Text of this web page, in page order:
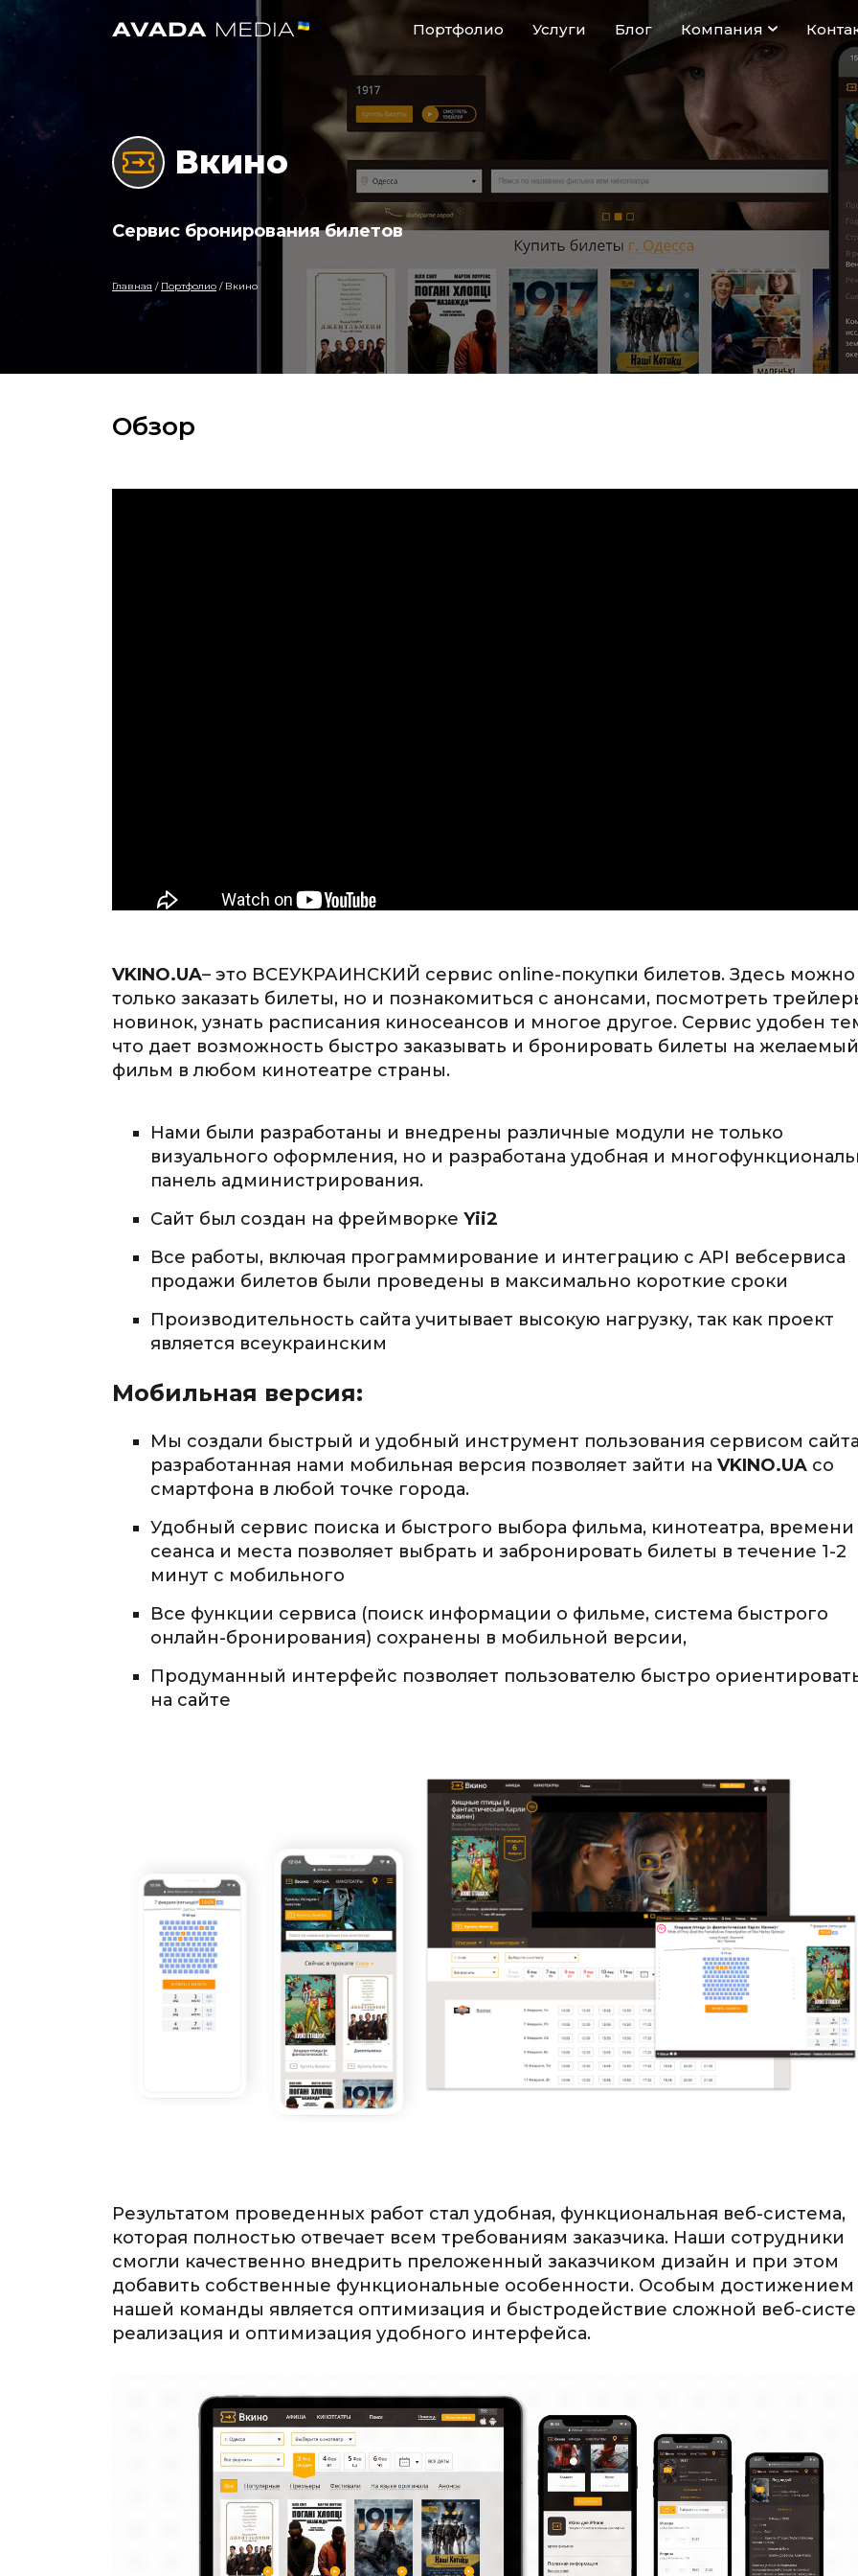
Портфолио Услуги Блог Компания
Вкино
Сервис бронирования билетов
Главная / Портфолио / Вкино
Обзор
VKINO.UA– это ВСЕУКРАИНСКИЙ сервис online-покупки билетов. Здесь можно
только заказать билеты, но и познакомиться с анонсами, посмотреть
новинок, узнать расписания киносеансов и многое другое. Сервис удобен
что дает возможность быстро заказывать и бронировать билеты на желаемый
фильм в любом кинотеатре страны.
Нами были разработаны и внедрены различные модули не только
визуального оформления, но и разработана удобная и
панель админиcтрирования.
Сайт был создан на фреймворке Yii2
Все работы, включая программирование и интеграцию с API вебсервиса
продажи билетов были проведены в максимально короткие сроки
Производительность сайта учитывает высокую нагрузку, так как проект
является всеукраинским
Мобильная версия:
Мы создали быстрый и удобный инструмент пользования сервисом
разработанная нами мобильная версия позволяет зайти на VKINO.UA со
смартфона в любой точке города.
Удобный сервис поиска и быстрого выбора фильма, кинотеатра, времени
сеанса и места позволяет выбрать и забронировать билеты в течение 1-2
минут с мобильного
Все функции сервиса (поиск информации о фильме, система быстрого
онлайн-бронирования) сохранены в мобильной версии,
Продуманный интерфейс позволяет пользователю быстро
на сайте
Результатом проведенных работ стал удобная, функциональная веб-система,
которая полностью отвечает всем требованиям заказчика. Наши сотрудники
смогли качественно внедрить преложенный заказчиком дизайн и при этом
добавить собственные функциональные особенности. Особым достижением
нашей команды является оптимизация и быстродействие сложной веб-
реализация и оптимизация удобного интерфейса.